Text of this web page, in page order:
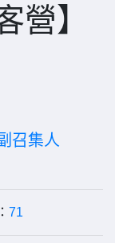
營】
召集人
71